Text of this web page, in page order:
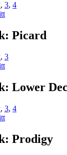
, 3, 4
Picard
, 3
Lower
, 3, 4
Prodigy